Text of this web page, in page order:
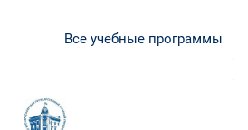
Все учебные программы